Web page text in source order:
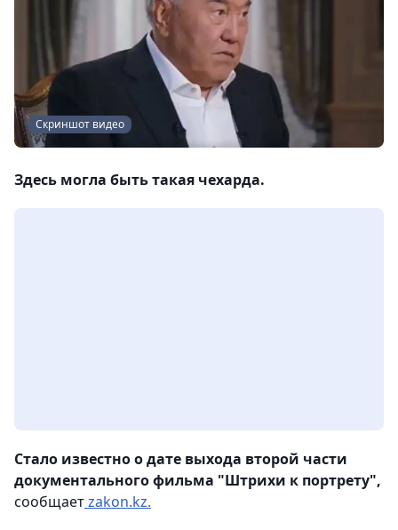
Скриншот видео
Здесь могла быть такая чехарда.
Стало известно о дате выхода второй части
документального фильма "Штрихи к портрету",
сообщаетzakon.kz.